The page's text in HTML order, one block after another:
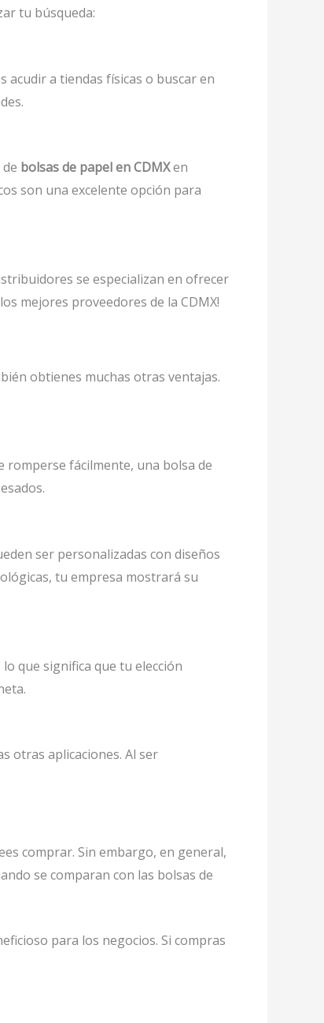
tu búsqueda:
acudir a tiendas físicas o buscar en
bolsas de papel en CDMXen
son una excelente opción para
se especializan en ofrecer
mejores proveedores de la CDMX!
obtienes muchas otras ventajas.
romperse fácilmente, una bolsa de
ser personalizadas con diseños
tu empresa mostrará su
que significa que tu elección
otras aplicaciones. Al ser
comprar. Sin embargo, en general,
se comparan con las bolsas de
para los negocios. Si compras